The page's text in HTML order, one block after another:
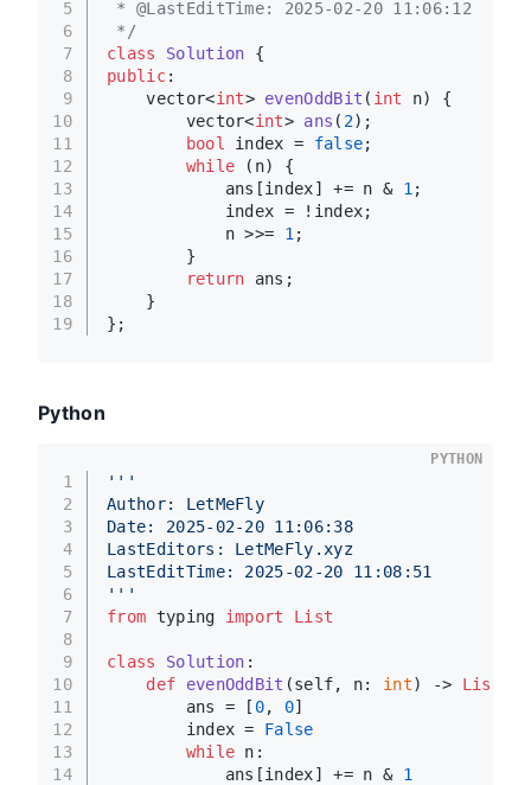
5
6
7
8
9
10
11
12
13
14
15
16
17
18
19
* @LastEditTime: 2025-02-20 11:06:12
*/
class
Solution {
public:
vector<int> evenOddBit ( int n)
{
vector<int> ans ( 2) ;
bool
index = false;
while (n) {
            ans[index] += n &
1 ;
            index = !index;
            n >>=
1 ;
        }
return ans;
    }
};
Python
1
2
3
4
5
6
7
8
9
10
11
12
13
14
'''
Author: LetMeFly
Date: 2025-02-20 11:06:38
LastEditors: LetMeFly.xyz
LastEditTime: 2025-02-20 11:08:51
'''
from typing import List
class Solution :
def
evenOddBit (self, n: int) -> List
        ans = [
0, 0]
        index =
False
while n:
            ans[index] += n &
1
PYTHON